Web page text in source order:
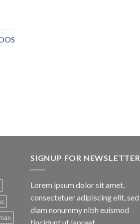
SIGNUP FOR NEWSLETTER
Lorem ipsum dolor sit amet,
consectetuer adipiscing elit, sed
diam nonummy nibh euismod